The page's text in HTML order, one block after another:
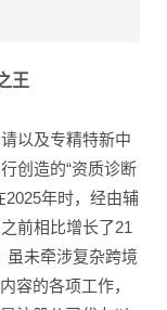
王
以及专精特新中
创造的“资质诊断
2025年时，经由辅
前相比增长了21
虽未牵涉复杂跨境
容的各项工作，